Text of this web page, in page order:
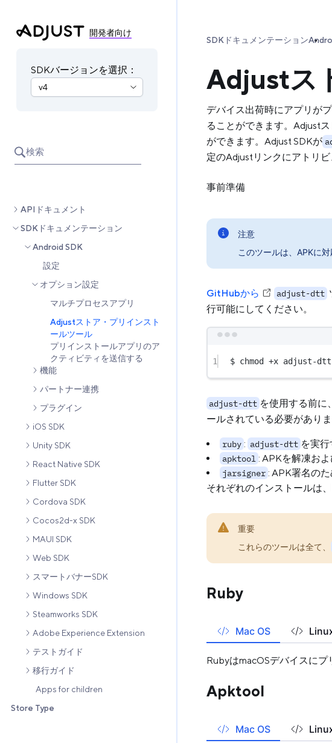
開発者向け
SDKバージョンを選択：
検索
APIドキュメント
SDKドキュメンテーション
Android SDK
設定
オプション設定
マルチプロセスアプリ
Adjustストア・プリインスト
ールツール
プリインストールアプリのア
クティビティを送信する
機能
パートナー連携
プラグイン
iOS SDK
Unity SDK
React Native SDK
Flutter SDK
Cordova SDK
Cocos2d-x SDK
MAUI SDK
Web SDK
スマートバナーSDK
Windows SDK
Steamworks SDK
Adobe Experience Extension
テストガイド
移行ガイド
Apps for children
Store Type
SDKドキュメンテーション
Adjustス
デバイス出荷時にアプリが
ることができます。Adjust
ができます。Adjust SDKが
定のAdjustリンクにアトリビ
事前準備
注意
このツールは、APKに
GitHubから adjust-dtt
行可能にしてください。
1 $ chmod +x adjust-dtt
adjust-dtt を使用する前に
ールされている必要がありま
ruby : adjust-dtt を実
apktool : APKを解凍お
jarsigner : APK署名の
それぞれのインストールは
重要
これらのツールは全て、
Ruby
Mac OS
RubyはmacOSデバイスにプ
Apktool
Mac OS